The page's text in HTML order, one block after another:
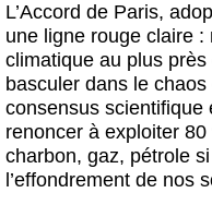
L’Accord de Paris,
une ligne rouge claire
climatique au plus
basculer dans le
consensus scientifique
renoncer à exploiter
charbon, gaz, pétrole
l’effondrement de nos